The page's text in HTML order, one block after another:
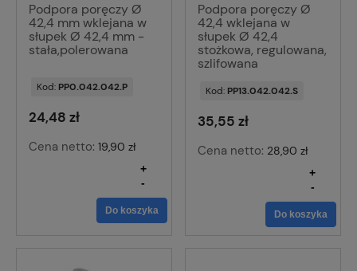
Podpora poręczy Ø
42,4 mm wklejana w
słupek Ø 42,4 mm -
stała,polerowana
Kod: PP0.042.042.P
24,48 zł
Cena netto: 19,90 zł
-
+
Do koszyka
Podpora poręczy Ø
42,4 wklejana w
słupek Ø 42,4
stożkowa, regulowana,
szlifowana
Kod: PP13.042.042.S
35,55 zł
Cena netto: 28,90 zł
-
+
Do koszyka